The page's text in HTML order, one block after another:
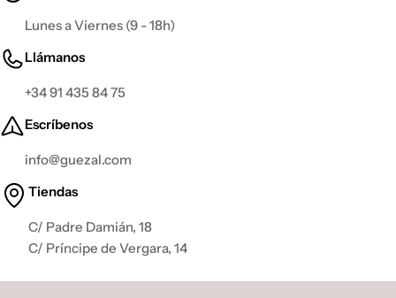
Lunes a Viernes (9 - 18h)
Llámanos
+34 91 435 84 75
Escríbenos
info@guezal.com
Tiendas
C/ Padre Damián, 18
C/ Príncipe de Vergara, 14